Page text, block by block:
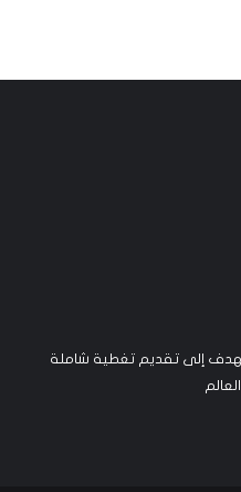
إلى تقديم تغطية شاملة